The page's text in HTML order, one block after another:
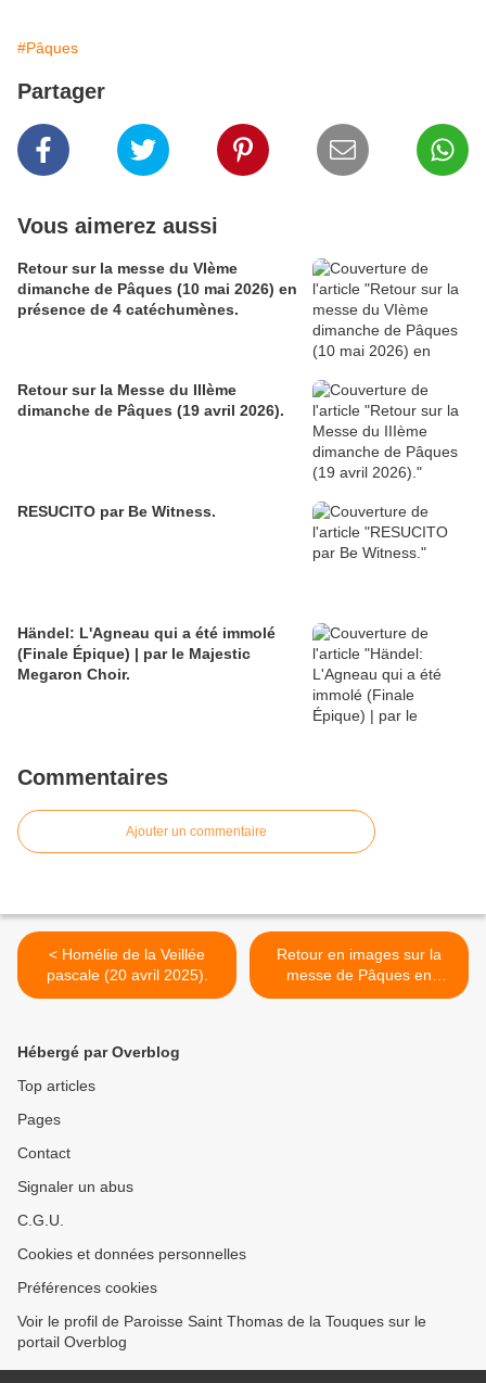
#Pâques
Partager
Vous aimerez aussi
Retour sur la messe du VIème
dimanche de Pâques (10 mai 2026) en
présence de 4 catéchumènes.
Retour sur la Messe du IIIème
dimanche de Pâques (19 avril 2026).
RESUCITO par Be Witness.
Händel: L'Agneau qui a été immolé
(Finale Épique) | par le Majestic
Megaron Choir.
Commentaires
Ajouter un commentaire
< Homélie de la Veillée
pascale (20 avril 2025).
Retour en images sur la
messe de Pâques en
l'église Saint Augustin de
Hébergé par Overblog
Top articles
Pages
Contact
Signaler un abus
C.G.U.
Cookies et données personnelles
Préférences cookies
Voir le profil de Paroisse Saint Thomas de la Touques sur le
portail Overblog